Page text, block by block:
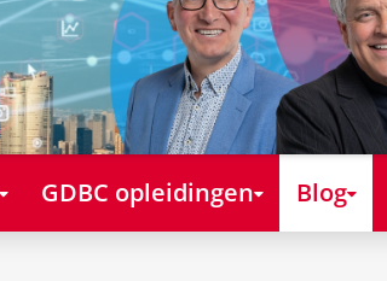
GDBC opleidingen Blog